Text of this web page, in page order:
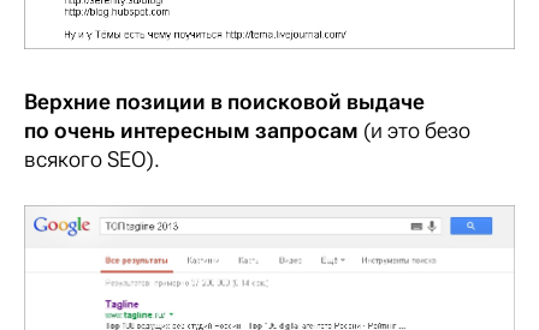
Верхние позиции в поисковой выдаче
по очень интересным запросам (и это безо
всякого SEO).